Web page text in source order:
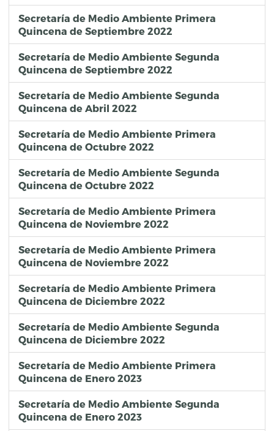
Secretaría de Medio Ambiente Primera
Quincena de Septiembre 2022
Secretaría de Medio Ambiente Segunda
Quincena de Septiembre 2022
Secretaría de Medio Ambiente Segunda
Quincena de Abril 2022
Secretaría de Medio Ambiente Primera
Quincena de Octubre 2022
Secretaría de Medio Ambiente Segunda
Quincena de Octubre 2022
Secretaría de Medio Ambiente Primera
Quincena de Noviembre 2022
Secretaría de Medio Ambiente Primera
Quincena de Noviembre 2022
Secretaría de Medio Ambiente Primera
Quincena de Diciembre 2022
Secretaría de Medio Ambiente Segunda
Quincena de Diciembre 2022
Secretaría de Medio Ambiente Primera
Quincena de Enero 2023
Secretaría de Medio Ambiente Segunda
Quincena de Enero 2023